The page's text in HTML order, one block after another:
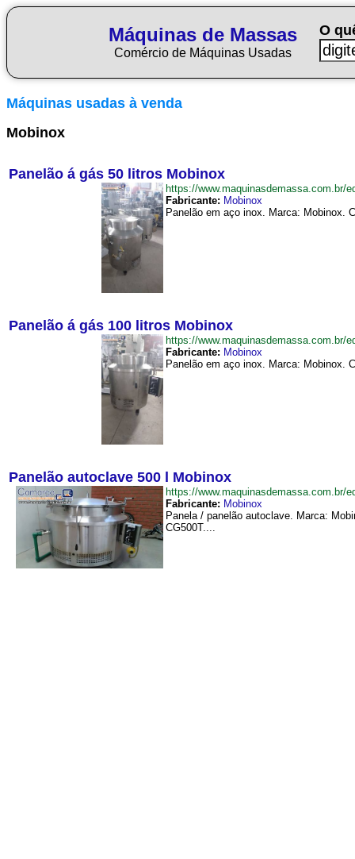
Máquinas de Massas
Comércio de Máquinas Usadas
O
Máquinas usadas à venda
Mobinox
Panelão á gás 50 litros Mobinox
https://www.maquinasdemassa.com.br/
Fabricante: Mobinox
Panelão em aço inox. Marca: Mobinox.
Panelão á gás 100 litros Mobinox
https://www.maquinasdemassa.com.br/
Fabricante: Mobinox
Panelão em aço inox. Marca: Mobinox.
Panelão autoclave 500 l Mobinox
https://www.maquinasdemassa.com.br/
Fabricante: Mobinox
Panela / panelão autoclave. Marca:
CG500T....